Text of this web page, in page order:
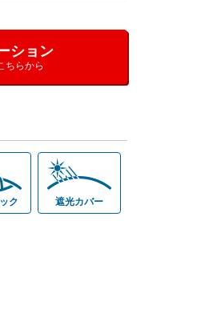
ション
ちらから
ク 遮光カバー